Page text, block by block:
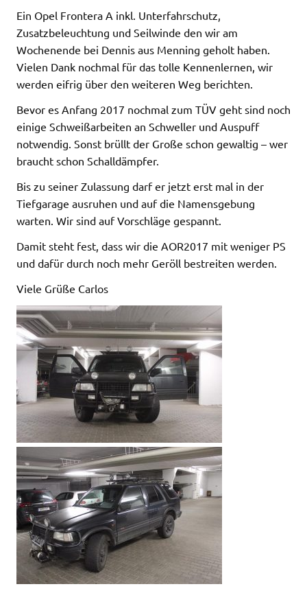
Ein Opel Frontera A inkl. Unterfahrschutz,
Zusatzbeleuchtung und Seilwinde den wir am
Wochenende bei Dennis aus Menning geholt haben.
Vielen Dank nochmal für das tolle Kennenlernen, wir
werden eifrig über den weiteren Weg berichten.
Bevor es Anfang 2017 nochmal zum TÜV geht sind noch
einige Schweißarbeiten an Schweller und Auspuff
notwendig. Sonst brüllt der Große schon gewaltig – wer
braucht schon Schalldämpfer.
Bis zu seiner Zulassung darf er jetzt erst mal in der
Tiefgarage ausruhen und auf die Namensgebung
warten. Wir sind auf Vorschläge gespannt.
Damit steht fest, dass wir die AOR2017 mit weniger PS
und dafür durch noch mehr Geröll bestreiten werden.
Viele Grüße Carlos